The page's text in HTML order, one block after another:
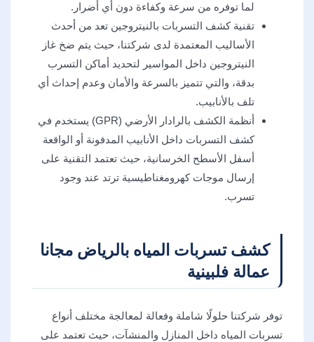
لما توفره من سرعة وكفاءة دون أي أضرار.
تقنية كشف التسربات بالنيتروجين تعد من أحدث
الأساليب المعتمدة لدى شركتنا، حيث يتم ضخ غاز
النيتروجين داخل المواسير لتحديد أماكن التسرب
بدقة، والتي تتميز بالسرعة والأمان وعدم إحداث أي
تلف بالأنابيب.
أنظمة الكشف بالرادار الأرضي (GPR) يستخدم في
كشف التسربات داخل الأنابيب المدفونة أو الواقعة
أسفل الأسطح الخرسانية، حيث تعتمد التقنية على
إرسال موجات كهرومغناطيسية ترتد عند وجود
تسرب.
كشف تسربات المياه بالرياض مجانا
عمالة فلبينية
توفر شركتنا حلولًا شاملة وفعالة لمعالجة مختلف أنواع
تسربات المياه داخل المنازل والمنشآت، حيث تعتمد على